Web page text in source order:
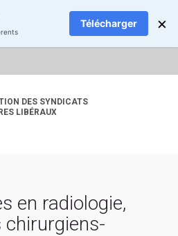
DES SYNDICATS
LIBÉRAUX
ADHÉREZ
en radiologie,
chirurgiens-
Télécharger ×